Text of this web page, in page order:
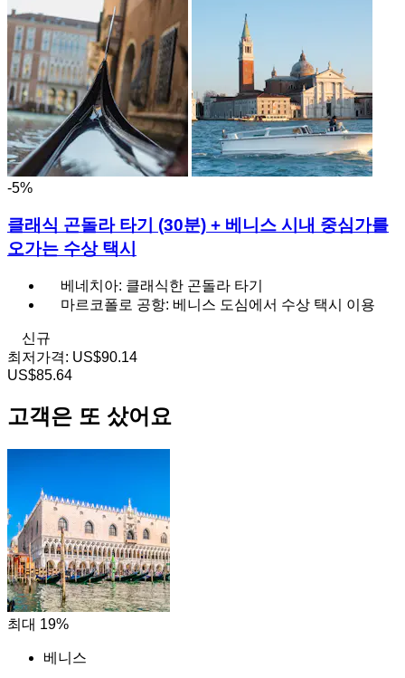
-5%
클래식 곤돌라 타기 (30분) + 베니스 시내 중심가를
오가는 수상 택시
베네치아: 클래식한 곤돌라 타기
마르코폴로 공항: 베니스 도심에서 수상 택시 이용
신규
최저가격: US$90.14
US$85.64
고객은 또 샀어요
최대 19%
베니스